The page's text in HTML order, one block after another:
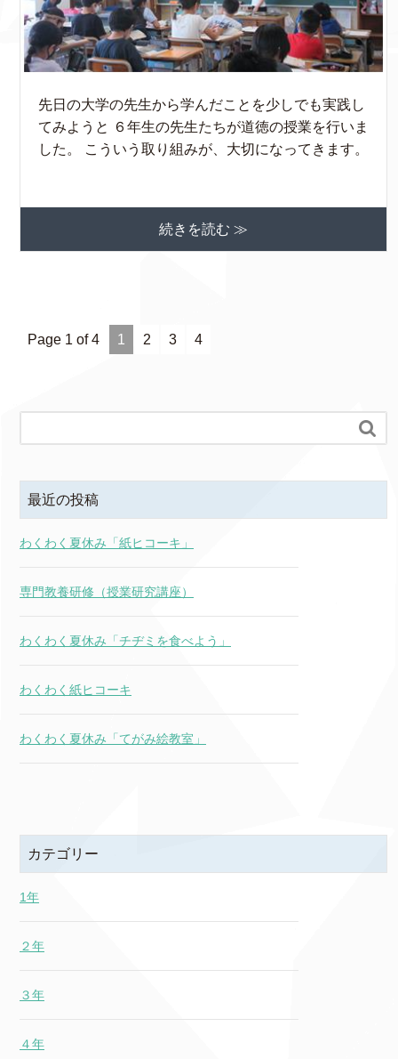
先日の大学の先生から学んだことを少しでも実践し
てみようと ６年生の先生たちが道徳の授業を行いま
した。 こういう取り組みが、大切になってきます。
続きを読む ≫
Page 1 of 4 1 2 3 4

最近の投稿
わくわく夏休み「紙ヒコーキ」
専門教養研修（授業研究講座）
わくわく夏休み「チヂミを食べよう」
わくわく紙ヒコーキ
わくわく夏休み「てがみ絵教室」
カテゴリー
1年
２年
３年
４年